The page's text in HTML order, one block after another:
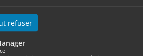
refuser
un animal
dommage qui a été causé par un
le propriétaire de l'animal